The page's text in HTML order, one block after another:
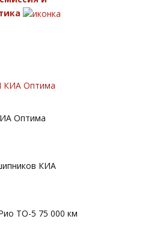
Оптима
КИА
ТО-5 75 000 км